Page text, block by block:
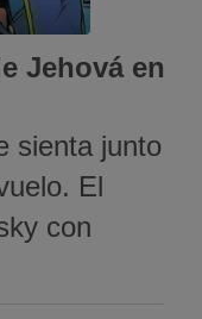
Jehová en
sienta junto
El
con
al